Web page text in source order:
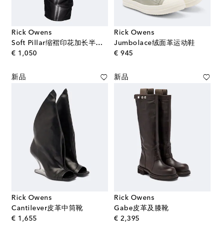
Rick Owens
Soft Pillar缩褶印花加长半身裙
€ 1,050original price
Rick Owens
Jumbolace绒面革运动鞋
€ 945original price
新品
Rick Owens
Cantilever皮革中筒靴
€ 1,655original price
新品
Rick Owens
Gabe皮革及膝靴
€ 2,395original price